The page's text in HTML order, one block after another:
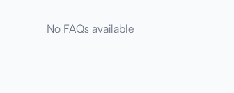
No FAQs available